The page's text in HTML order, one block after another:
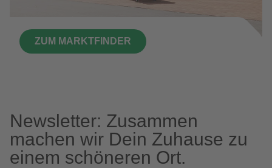
ZUM MARKTFINDER
Newsletter: Zusammen
machen wir Dein Zuhause zu
einem schöneren Ort.